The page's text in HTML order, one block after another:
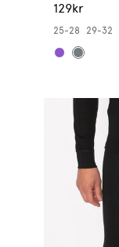
129kr
25-28 29-32